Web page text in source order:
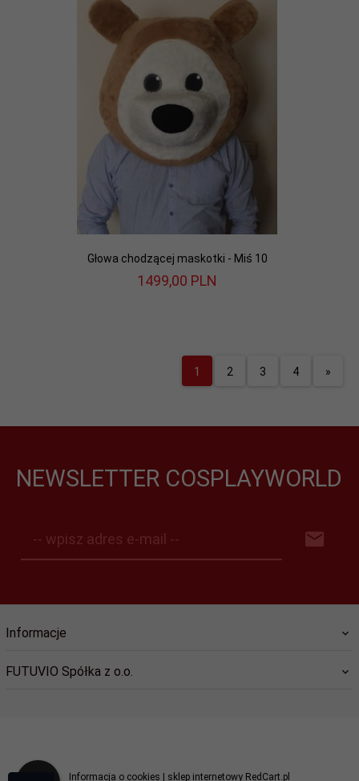
Głowa chodzącej maskotki - Miś 10
1499,00 PLN
1 2 3 4 »
NEWSLETTER COSPLAYWORLD
-- wpisz adres e-mail --
Informacje
FUTUVIO Spółka z o.o.
kontakt@cosplayworld.pl
Informacja o cookies sklep internetowy RedCart.pl